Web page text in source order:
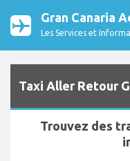
Gran Canaria
Les Services et
Taxi Aller Retour
Trouvez des